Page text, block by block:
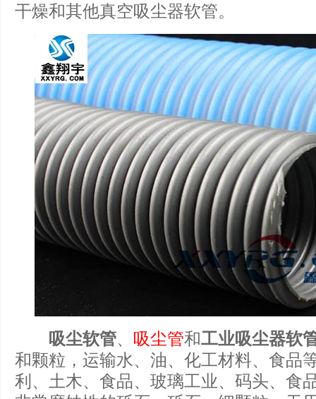
干燥和其他真空吸尘器软管。
吸尘软管、 吸尘管和工业吸尘器软
和颗粒，运输水、油、化工材料、食品
利、土木、食品、玻璃工业、码头、食